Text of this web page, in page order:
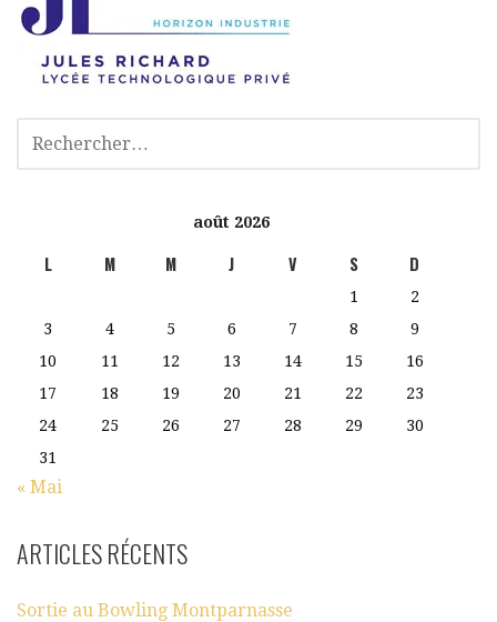
août 2026
L M M J V S D
1
2
3
4 5 6 7 8
9
10
11 12 13 14 15
16
17
18 19 20 21 22
23
24
25 26 27 28 29
30
31
« Mai
ARTICLES RÉCENTS
Sortie au Bowling Montparnasse